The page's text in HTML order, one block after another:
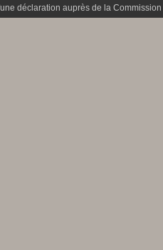
déclaration auprès de la